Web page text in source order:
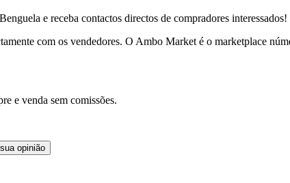
e receba contactos directos de compradores interessados!
com os vendedores. O Ambo Market é o marketplace
e venda sem comissões.
opinião